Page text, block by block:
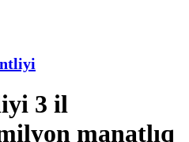
3 il
manatlıq